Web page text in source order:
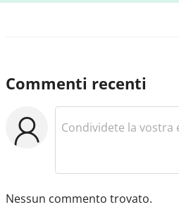
Commenti recenti
Nessun commento trovato.